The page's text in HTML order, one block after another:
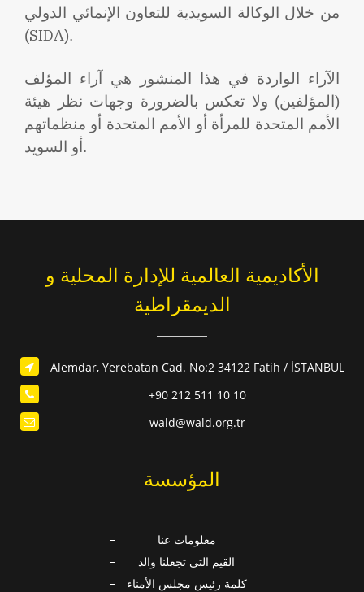
من خلال الوكالة السويدية للتعاون الإنمائي الدولي
(SIDA).
الآراء الواردة في هذا المنشور هي آراء المؤلف
(المؤلفين) ولا تعكس بالضرورة وجهات نظر هيئة
الأمم المتحدة للمرأة أو الأمم المتحدة أو منظماتهم
أو السويد.
الأكاديمية العالمية للإدارة المحلية و
الديمقراطية
Alemdar, Yerebatan Cad. No:2 34122 Fatih / İSTANBUL
+90 212 511 10 10
wald@wald.org.tr
المؤسسة
معلومات عنا
القيم التي تجعلنا والد
كلمة رئيس مجلس الأمناء